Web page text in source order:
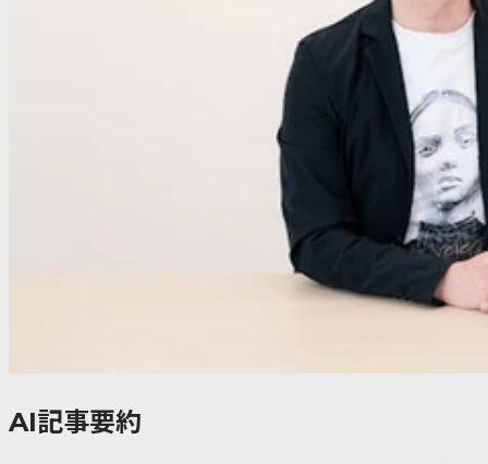
AI記事要約